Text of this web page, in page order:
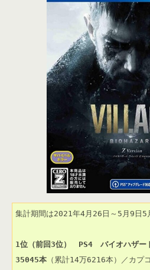
集計期間は2021年4月26日～5月9日5
1位（前回3位）　PS4　バイオハザー
35045本 （累計14万6216本）／カプ